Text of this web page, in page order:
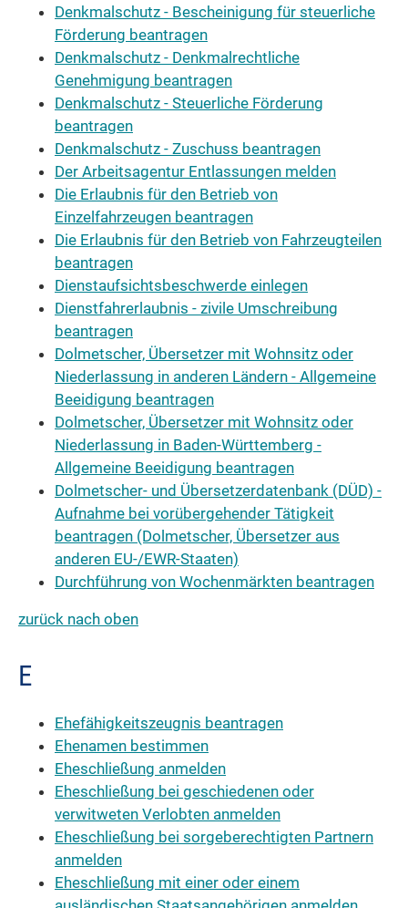
Denkmalschutz - Bescheinigung für steuerliche
Förderung beantragen
Denkmalschutz - Denkmalrechtliche
Genehmigung beantragen
Denkmalschutz - Steuerliche Förderung
beantragen
Denkmalschutz - Zuschuss beantragen
Der Arbeitsagentur Entlassungen melden
Die Erlaubnis für den Betrieb von
Einzelfahrzeugen beantragen
Die Erlaubnis für den Betrieb von Fahrzeugteilen
beantragen
Dienstaufsichtsbeschwerde einlegen
Dienstfahrerlaubnis - zivile Umschreibung
beantragen
Dolmetscher, Übersetzer mit Wohnsitz oder
Niederlassung in anderen Ländern - Allgemeine
Beeidigung beantragen
Dolmetscher, Übersetzer mit Wohnsitz oder
Niederlassung in Baden-Württemberg -
Allgemeine Beeidigung beantragen
Dolmetscher- und Übersetzerdatenbank (DÜD) -
Aufnahme bei vorübergehender Tätigkeit
beantragen (Dolmetscher, Übersetzer aus
anderen EU-/EWR-Staaten)
Durchführung von Wochenmärkten beantragen
zurück nach oben
E
Ehefähigkeitszeugnis beantragen
Ehenamen bestimmen
Eheschließung anmelden
Eheschließung bei geschiedenen oder
verwitweten Verlobten anmelden
Eheschließung bei sorgeberechtigten Partnern
anmelden
Eheschließung mit einer oder einem